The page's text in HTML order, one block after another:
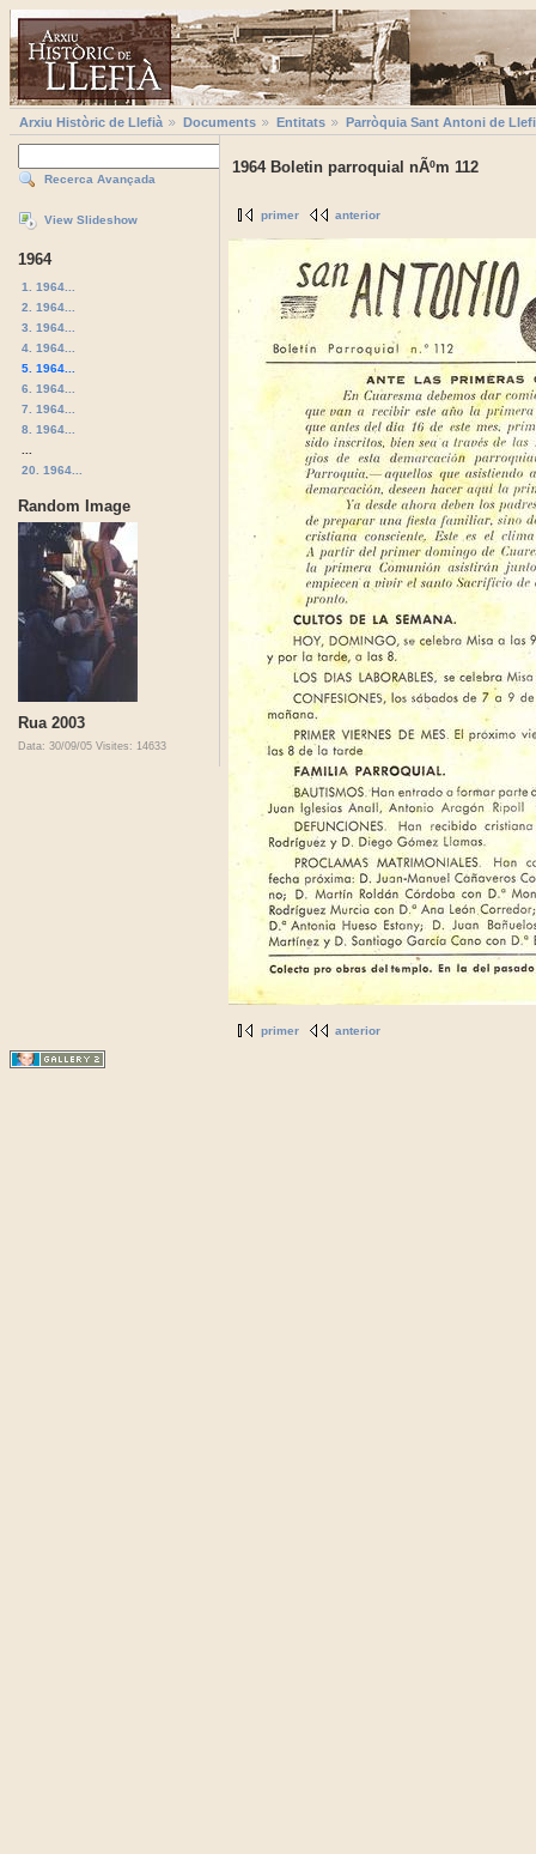
Arxiu Històric de Llefià Documents Entitats Parròquia Sant Antoni de
Recerca Avançada
View Slideshow
1964
1. 1964...
2. 1964...
3. 1964...
4. 1964...
5. 1964...
6. 1964...
7. 1964...
8. 1964...
20. 1964...
Random Image
Rua 2003
Data: 30/09/05 Visites: 14633
1964 Boletin parroquial nÃºm 112
primer anterior
primer anterior